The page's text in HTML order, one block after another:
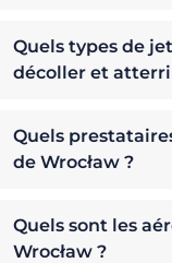
Quels types de
décoller et
Quels
de Wrocław ?
Quels sont les
Wrocław ?